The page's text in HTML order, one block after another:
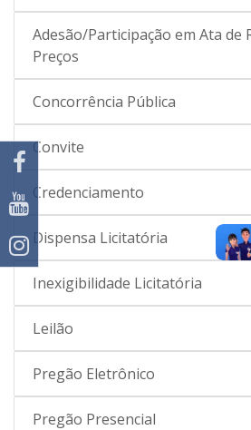
Adesão/Participação em Ata de
Preços
Concorrência Pública
Convite
Credenciamento
Dispensa Licitatória
Inexigibilidade Licitatória
Leilão
Pregão Eletrônico
Pregão Presencial